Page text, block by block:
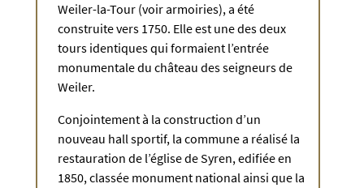
Weiler-la-Tour (voir armoiries), a été
construite vers 1750. Elle est une des deux
tours identiques qui formaient l’entrée
monumentale du château des seigneurs de
Weiler.
Conjointement à la construction d’un
nouveau hall sportif, la commune a réalisé la
restauration de l’église de Syren, edifiée en
1850, classée monument national ainsi que la